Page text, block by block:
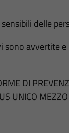
delle
sono avvertite
DI
UNICO